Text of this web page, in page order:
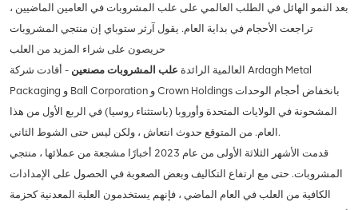
بعد النمو الهائل في الطلب العالمي على علب المشروبات في العامين الماضيين ،
تراجعت الأحجام في بداية العام. يقول آرثر ستوباي إن منتجي المشروبات
حريصون على شراء المزيد من العلب
العالمية الرائدة علب المشروبات مصنعين - أفادت شركة Ardagh Metal
Packaging و Ball Corporation و Crown Holdings بانخفاض أحجام الوحدات
المشحونة في الولايات المتحدة وأوروبا (باستثناء روسيا) في الربع الأول من هذا
العام. من المتوقع حدوث انتعاش ، ولكن ليس حتى الشوط الثاني.
قدمت الأشهر الثلاثة الأولى من عام 2023 أخبارًا مشجعة من عملائها ، منتجي
المشروبات. حتى مع ارتفاع التكاليف وبعض الصعوبة في الحصول على الإمدادات
الكافية من العلب في العام الماضي ، فإنهم يستخدمون العلبة المعدنية كحزمة